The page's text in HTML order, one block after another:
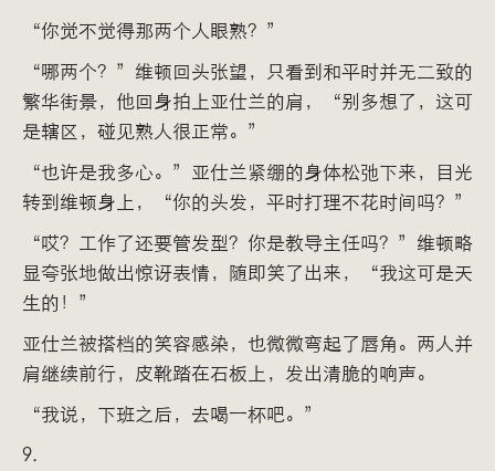
“你觉不觉得那两个人眼熟？”
“哪两个？”维顿回头张望，只看到和平时并无二致的
繁华街景，他回身拍上亚仕兰的肩，“别多想了，这可
是辖区，碰见熟人很正常。”
“也许是我多心。”亚仕兰紧绷的身体松弛下来，目光
转到维顿身上，“你的头发，平时打理不花时间吗？”
“哎？工作了还要管发型？你是教导主任吗？”维顿略
显夸张地做出惊讶表情，随即笑了出来，“我这可是天
生的！”
亚仕兰被搭档的笑容感染，也微微弯起了唇角。两人并
肩继续前行，皮靴踏在石板上，发出清脆的响声。
“我说，下班之后，去喝一杯吧。”
9.